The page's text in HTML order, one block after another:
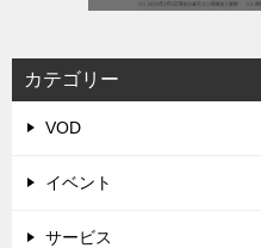
カテゴリー
VOD
イベント
サービス